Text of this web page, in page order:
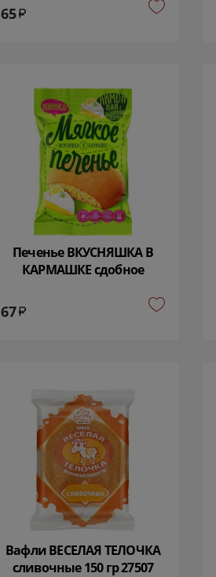
65
Печенье ВКУСНЯШКА В
КАРМАШКЕ сдобное
67
Вафли ВЕСЕЛАЯ ТЕЛОЧКА
сливочные 150 гр 27507